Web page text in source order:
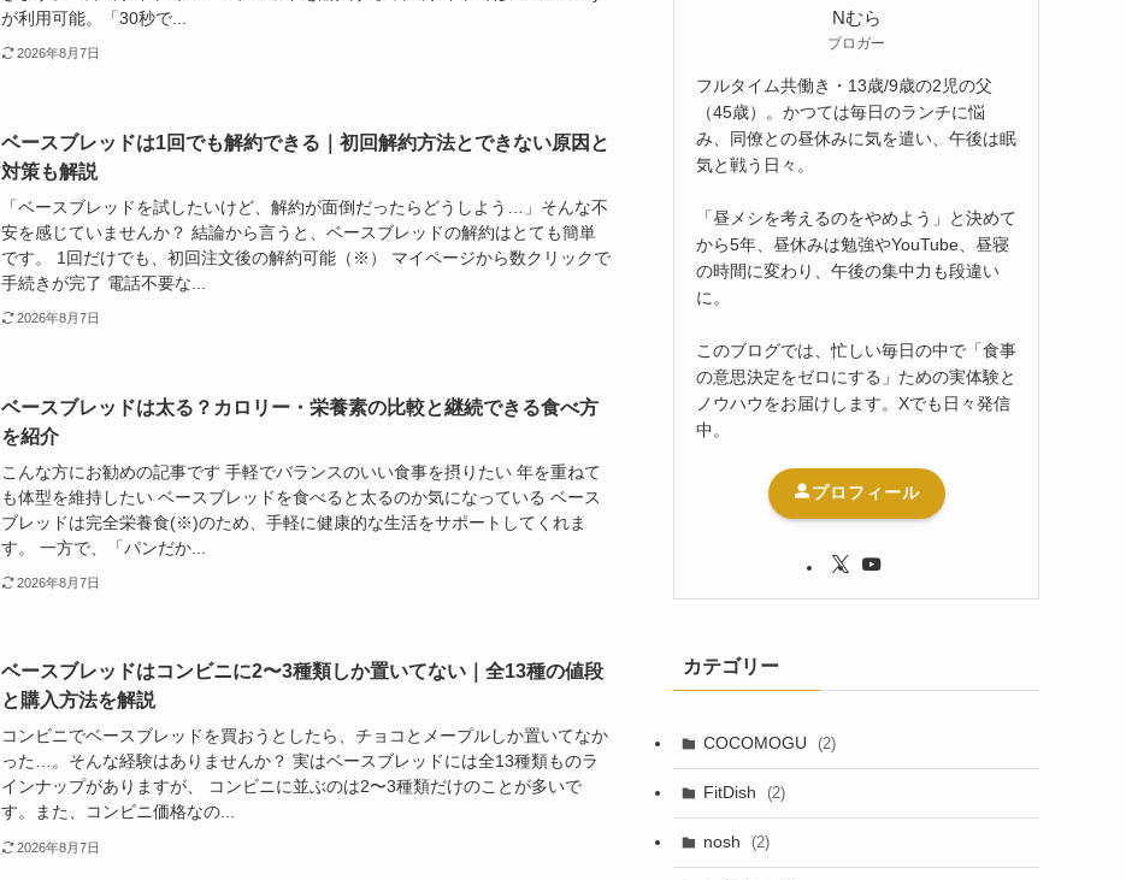
が利用可能。「30秒で...
2026年8月7日
ベースブレッドは1回でも解約できる｜初回解約方法とできない原因と
対策も解説
「ベースブレッドを試したいけど、解約が面倒だったらどうしよう…」そんな不
安を感じていませんか？ 結論から言うと、ベースブレッドの解約はとても簡単
です。 1回だけでも、初回注文後の解約可能（※） マイページから数クリックで
手続きが完了 電話不要な...
2026年8月7日
ベースブレッドは太る？カロリー・栄養素の比較と継続できる食べ方
を紹介
こんな方にお勧めの記事です 手軽でバランスのいい食事を摂りたい 年を重ねて
も体型を維持したい ベースブレッドを食べると太るのか気になっている ベース
ブレッドは完全栄養食(※)のため、手軽に健康的な生活をサポートしてくれま
す。 一方で、「パンだか...
2026年8月7日
ベースブレッドはコンビニに2〜3種類しか置いてない｜全13種の値段
と購入方法を解説
コンビニでベースブレッドを買おうとしたら、チョコとメープルしか置いてなか
った…。そんな経験はありませんか？ 実はベースブレッドには全13種類ものラ
インナップがありますが、 コンビニに並ぶのは2〜3種類だけのことが多いで
す。また、コンビニ価格なの...
2026年8月7日
Nむら
ブロガー
フルタイム共働き・13歳/9歳の2児の父
（45歳）。かつては毎日のランチに悩
み、同僚との昼休みに気を遣い、午後は眠
気と戦う日々。
「昼メシを考えるのをやめよう」と決めて
から5年、昼休みは勉強やYouTube、昼寝
の時間に変わり、午後の集中力も段違い
に。
このブログでは、忙しい毎日の中で「食事
の意思決定をゼロにする」ための実体験と
ノウハウをお届けします。Xでも日々発信
中。
プロフィール
カテゴリー
COCOMOGU (2)
FitDish (2)
nosh (2)